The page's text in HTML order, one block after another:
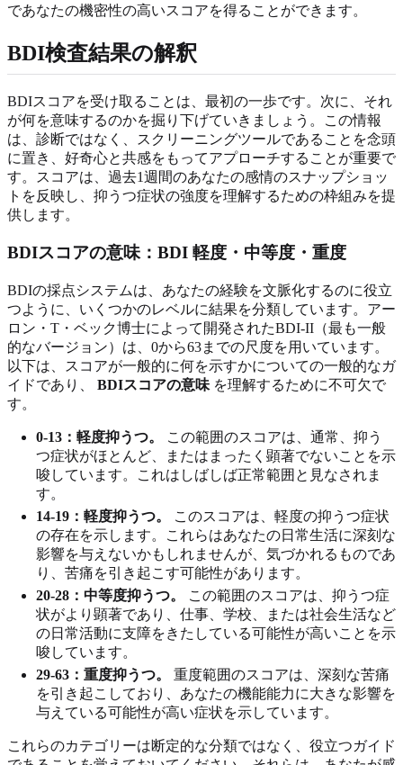
であなたの機密性の高いスコアを得ることができます。
BDI検査結果の解釈
BDIスコアを受け取ることは、最初の一歩です。次に、それ
が何を意味するのかを掘り下げていきましょう。この情報
は、診断ではなく、スクリーニングツールであることを念頭
に置き、好奇心と共感をもってアプローチすることが重要で
す。スコアは、過去1週間のあなたの感情のスナップショッ
トを反映し、抑うつ症状の強度を理解するための枠組みを提
供します。
BDIスコアの意味：BDI 軽度・中等度・重度
BDIの採点システムは、あなたの経験を文脈化するのに役立
つように、いくつかのレベルに結果を分類しています。アー
ロン・T・ベック博士によって開発されたBDI-II（最も一般
的なバージョン）は、0から63までの尺度を用いています。
以下は、スコアが一般的に何を示すかについての一般的なガ
イドであり、 BDIスコアの意味 を理解するために不可欠で
す。
0-13：軽度抑うつ。
この範囲のスコアは、通常、抑う
つ症状がほとんど、またはまったく顕著でないことを示
唆しています。これはしばしば正常範囲と見なされま
す。
14-19：軽度抑うつ。
このスコアは、軽度の抑うつ症状
の存在を示します。これらはあなたの日常生活に深刻な
影響を与えないかもしれませんが、気づかれるものであ
り、苦痛を引き起こす可能性があります。
20-28：中等度抑うつ。
この範囲のスコアは、抑うつ症
状がより顕著であり、仕事、学校、または社会生活など
の日常活動に支障をきたしている可能性が高いことを示
唆しています。
29-63：重度抑うつ。
重度範囲のスコアは、深刻な苦痛
を引き起こしており、あなたの機能能力に大きな影響を
与えている可能性が高い症状を示しています。
これらのカテゴリーは断定的な分類ではなく、役立つガイド